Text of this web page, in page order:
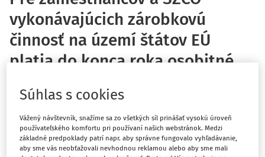
vykonávajúcich zárobkovú
činnosť na území štátov EÚ
platia do konca roka osobitné
Vydané: 15. 7. 2021
1 minúta čítania
Pre zamestnancov a SZČO pracujúcich v krajinách EÚ sa v čase
Súhlas s cookies
Vážený návštevník, snažíme sa zo všetkých síl prinášať vysokú úroveň
používateľského komfortu pri používaní našich webstránok. Medzi
základné predpoklady patrí napr. aby správne fungovalo vyhľadávanie,
aby sme vás neobťažovali nevhodnou reklamou alebo aby sme mali